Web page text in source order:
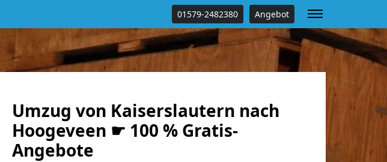
01579-2482380 Angebot
Umzug von Kaiserslautern nach
Hoogeveen ☛ 100 % Gratis-
Angebote